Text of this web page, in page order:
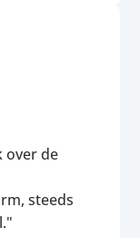
over de
steeds